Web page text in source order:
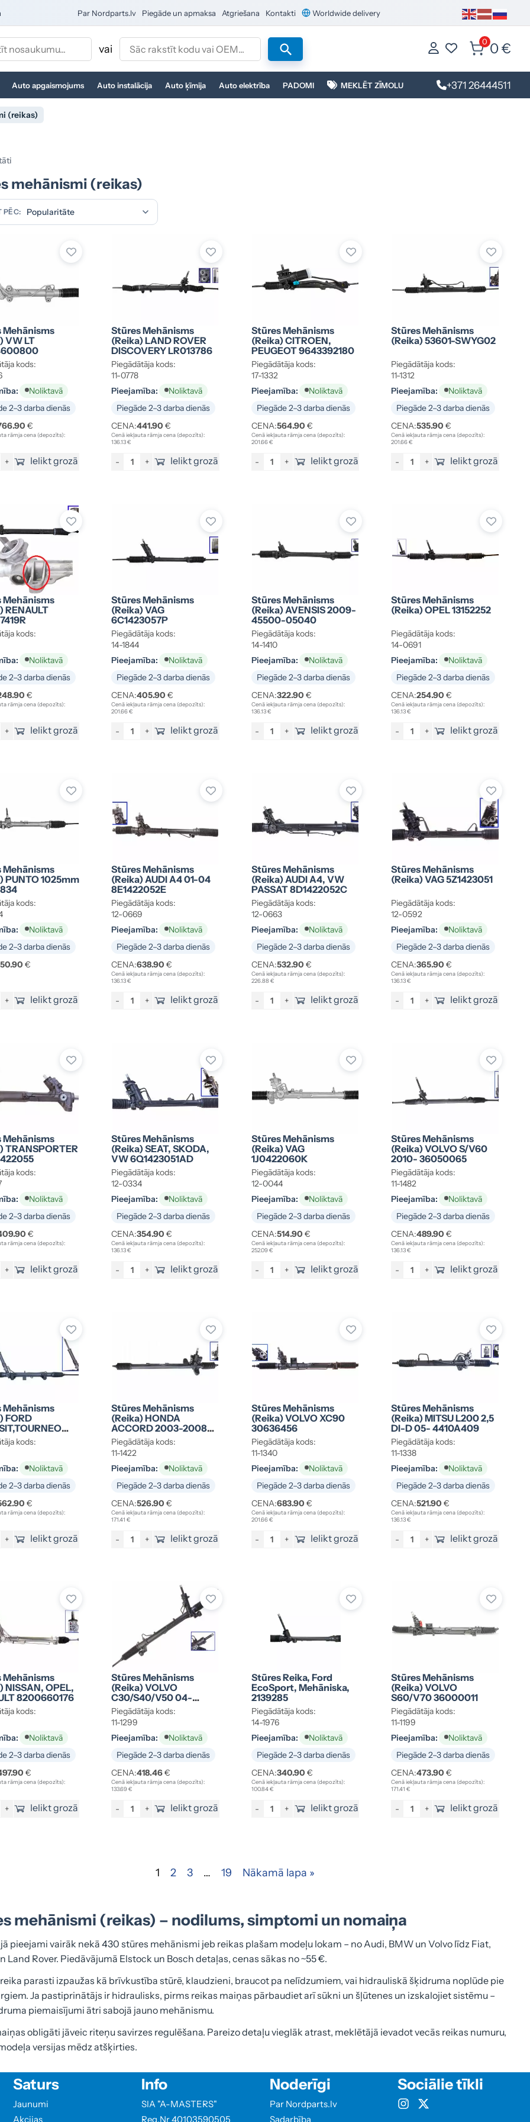
Par Nordparts.lv Piegāde un apmaksa Atgriešana Kontakti Worldwide delivery
vai
0 0 €
Auto apgaismojums Auto instalācija Auto ķīmija Auto elektrība PADOMI MEKLĒT ZĪMOLU +371 26444511
(reikas)
mehānismi (reikas)
PĒC:
Mehānisms
VW LT
kods:
Noliktavā
2–3 darba dienās
€
rāmja cena (depozīts):
+ Ielikt grozā
Stūres Mehānisms
(reika) LAND ROVER
DISCOVERY LR013786
Piegādātāja kods:
11-0778
Pieejamība:
Noliktavā
Piegāde 2–3 darba dienās
CENA:441.90 €
Cenā iekļauta rāmja cena (depozīts):
136.13 €
- + Ielikt grozā
Stūres Mehānisms
(reika) CITROEN,
PEUGEOT 9643392180
Piegādātāja kods:
17-1332
Pieejamība:
Noliktavā
Piegāde 2–3 darba dienās
CENA:564.90 €
Cenā iekļauta rāmja cena (depozīts):
201.66 €
- + Ielikt grozā
Stūres Mehānisms
(reika) 53601-SWYG02
Piegādātāja kods:
11-1312
Pieejamība:
Noliktavā
Piegāde 2–3 darba dienās
CENA:535.90 €
Cenā iekļauta rāmja cena (depozīts):
201.66 €
- + Ielikt grozā
Mehānisms
RENAULT
kods:
Noliktavā
2–3 darba dienās
€
rāmja cena (depozīts):
+ Ielikt grozā
Stūres Mehānisms
(reika) VAG
6C1423057P
Piegādātāja kods:
14-1844
Pieejamība:
Noliktavā
Piegāde 2–3 darba dienās
CENA:405.90 €
Cenā iekļauta rāmja cena (depozīts):
201.66 €
- + Ielikt grozā
Stūres Mehānisms
(reika) AVENSIS 2009-
45500-05040
Piegādātāja kods:
14-1410
Pieejamība:
Noliktavā
Piegāde 2–3 darba dienās
CENA:322.90 €
Cenā iekļauta rāmja cena (depozīts):
136.13 €
- + Ielikt grozā
Stūres Mehānisms
(reika) OPEL 13152252
Piegādātāja kods:
14-0691
Pieejamība:
Noliktavā
Piegāde 2–3 darba dienās
CENA:254.90 €
Cenā iekļauta rāmja cena (depozīts):
136.13 €
- + Ielikt grozā
Mehānisms
PUNTO 1025mm
kods:
Noliktavā
2–3 darba dienās
€
+ Ielikt grozā
Stūres Mehānisms
(reika) AUDI A4 01-04
8E1422052E
Piegādātāja kods:
12-0669
Pieejamība:
Noliktavā
Piegāde 2–3 darba dienās
CENA:638.90 €
Cenā iekļauta rāmja cena (depozīts):
136.13 €
- + Ielikt grozā
Stūres Mehānisms
(reika) AUDI A4, VW
PASSAT 8D1422052C
Piegādātāja kods:
12-0663
Pieejamība:
Noliktavā
Piegāde 2–3 darba dienās
CENA:532.90 €
Cenā iekļauta rāmja cena (depozīts):
226.88 €
- + Ielikt grozā
Stūres Mehānisms
(reika) VAG 5Z1423051
Piegādātāja kods:
12-0592
Pieejamība:
Noliktavā
Piegāde 2–3 darba dienās
CENA:365.90 €
Cenā iekļauta rāmja cena (depozīts):
136.13 €
- + Ielikt grozā
Mehānisms
TRANSPORTER
kods:
Noliktavā
2–3 darba dienās
€
rāmja cena (depozīts):
+ Ielikt grozā
Stūres Mehānisms
(reika) SEAT, SKODA,
VW 6Q1423051AD
Piegādātāja kods:
12-0334
Pieejamība:
Noliktavā
Piegāde 2–3 darba dienās
CENA:354.90 €
Cenā iekļauta rāmja cena (depozīts):
136.13 €
- + Ielikt grozā
Stūres Mehānisms
(reika) VAG
1J0422060K
Piegādātāja kods:
12-0044
Pieejamība:
Noliktavā
Piegāde 2–3 darba dienās
CENA:514.90 €
Cenā iekļauta rāmja cena (depozīts):
252.09 €
- + Ielikt grozā
Stūres Mehānisms
(reika) VOLVO S/V60
2010- 36050065
Piegādātāja kods:
11-1482
Pieejamība:
Noliktavā
Piegāde 2–3 darba dienās
CENA:489.90 €
Cenā iekļauta rāmja cena (depozīts):
136.13 €
- + Ielikt grozā
Mehānisms
FORD
kods:
Noliktavā
2–3 darba dienās
€
rāmja cena (depozīts):
+ Ielikt grozā
Stūres Mehānisms
(reika) HONDA
ACCORD 2003-2008
53601-SEA-G01
Piegādātāja kods:
11-1422
Pieejamība:
Noliktavā
Piegāde 2–3 darba dienās
CENA:526.90 €
Cenā iekļauta rāmja cena (depozīts):
171.41 €
- + Ielikt grozā
Stūres Mehānisms
(reika) VOLVO XC90
30636456
Piegādātāja kods:
11-1340
Pieejamība:
Noliktavā
Piegāde 2–3 darba dienās
CENA:683.90 €
Cenā iekļauta rāmja cena (depozīts):
201.66 €
- + Ielikt grozā
Stūres Mehānisms
(reika) MITSU L200 2,5
DI-D 05- 4410A409
Piegādātāja kods:
11-1338
Pieejamība:
Noliktavā
Piegāde 2–3 darba dienās
CENA:521.90 €
Cenā iekļauta rāmja cena (depozīts):
136.13 €
- + Ielikt grozā
Mehānisms
NISSAN, OPEL,
8200660176
kods:
Noliktavā
2–3 darba dienās
€
rāmja cena (depozīts):
+ Ielikt grozā
Stūres Mehānisms
(reika) VOLVO
C30/S40/V50 04-
36000805
Piegādātāja kods:
11-1299
Pieejamība:
Noliktavā
Piegāde 2–3 darba dienās
CENA:418.46€
Cenā iekļauta rāmja cena (depozīts):
133.69 €
- + Ielikt grozā
Stūres Reika, Ford
EcoSport, Mehāniska,
2139285
Piegādātāja kods:
14-1976
Pieejamība:
Noliktavā
Piegāde 2–3 darba dienās
CENA:340.90 €
Cenā iekļauta rāmja cena (depozīts):
100.84 €
- + Ielikt grozā
Stūres Mehānisms
(reika) VOLVO
S60/V70 36000011
Piegādātāja kods:
11-1199
Pieejamība:
Noliktavā
Piegāde 2–3 darba dienās
CENA:473.90 €
Cenā iekļauta rāmja cena (depozīts):
171.41 €
- + Ielikt grozā
1 2 3 … 19 Nākamā lapa »
mehānismi (reikas) – nodilums, simptomi un nomaiņa
pieejami vairāk nekā 430 stūres mehānismi jeb reikas plašam modeļu lokam – no Audi, BMW un Volvo līdz Fiat,
Land Rover. Piedāvājumā Elstock un Bosch detaļas, cenas sākas no ~55 €.
parasti izpaužas kā brīvkustība stūrē, klaudzieni, braucot pa nelīdzumiem, vai hidrauliskā šķidruma noplūde pie
Ja pastiprinātājs ir hidraulisks, pirms reikas maiņas pārbaudiet arī sūkni un šļūtenes un izskalojiet sistēmu –
piemaisījumi ātri sabojā jauno mehānismu.
obligāti jāveic riteņu savirzes regulēšana. Pareizo detaļu vieglāk atrast, meklētājā ievadot vecās reikas numuru,
versijas mēdz atšķirties.
Saturs
Jaunumi
Akcijas
Info
SIA "A-MASTERS"
Reg.Nr 40103590505
Noderīgi
Par Nordparts.lv
Sadarbība
Sociālie tīkli